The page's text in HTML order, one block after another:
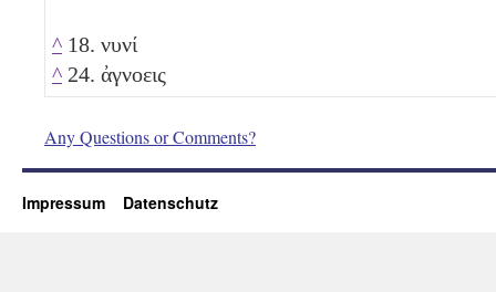
^ 18. νυνί
^ 24. ἀγνοεις
Any Questions or Comments?
Impressum Datenschutz